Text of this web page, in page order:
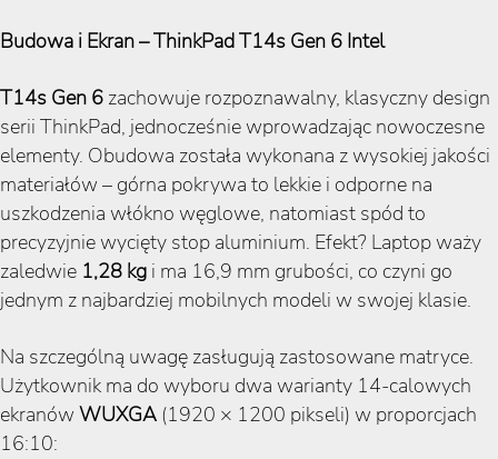
Budowa i Ekran – ThinkPad T14s Gen 6 Intel
T14s Gen 6 zachowuje rozpoznawalny, klasyczny design
serii ThinkPad, jednocześnie wprowadzając nowoczesne
elementy. Obudowa została wykonana z wysokiej jakości
materiałów – górna pokrywa to lekkie i odporne na
uszkodzenia włókno węglowe, natomiast spód to
precyzyjnie wycięty stop aluminium. Efekt? Laptop waży
zaledwie 1,28 kg i ma 16,9 mm grubości, co czyni go
jednym z najbardziej mobilnych modeli w swojej klasie.
Na szczególną uwagę zasługują zastosowane matryce.
Użytkownik ma do wyboru dwa warianty 14-calowych
ekranów WUXGA (1920 × 1200 pikseli) w proporcjach
16:10: